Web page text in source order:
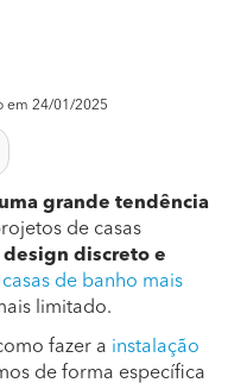
em 24/01/2025
grande tendência
de casas
design discreto e
casas de banho mais
limitado.
fazer a instalação
de forma específica